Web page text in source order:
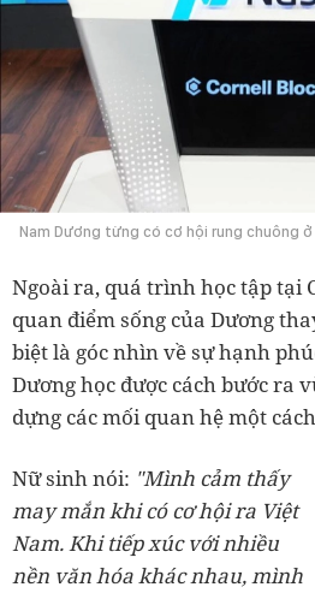
Nam Dương từng có cơ hội rung chuông ở
Ngoài ra, quá trình học tập tại
quan điểm sống của Dương
biệt là góc nhìn về sự hạnh
Dương học được cách bước ra
dựng các mối quan hệ một
Nữ sinh nói: "Mình cảm thấy
may mắn khi có cơ hội ra Việt
Nam. Khi tiếp xúc với nhiều
nền văn hóa khác nhau, mình